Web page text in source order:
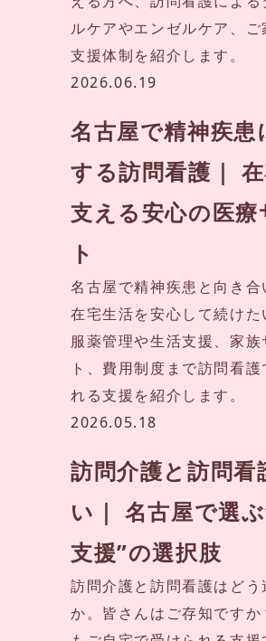
ルケアやエンゼルケア、ご
支援体制を紹介します。
2026.06.19
名古屋で精神疾患
する訪問看護｜
支える安心の医療
ト
名古屋で精神疾患と向き合
在宅生活を安心して続けた
服薬管理や生活支援、家族
ト、費用制度まで訪問看護
れる支援を紹介します。
2026.05.18
訪問介護と訪問看
い｜ 名古屋で選
支援”の選択肢
訪問介護と訪問看護はどう
か。皆さんはご存知ですか